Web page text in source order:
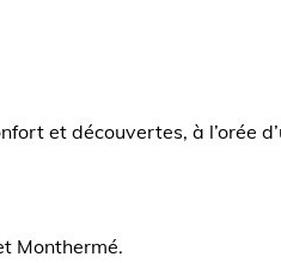
et découvertes, à l’orée
Monthermé.